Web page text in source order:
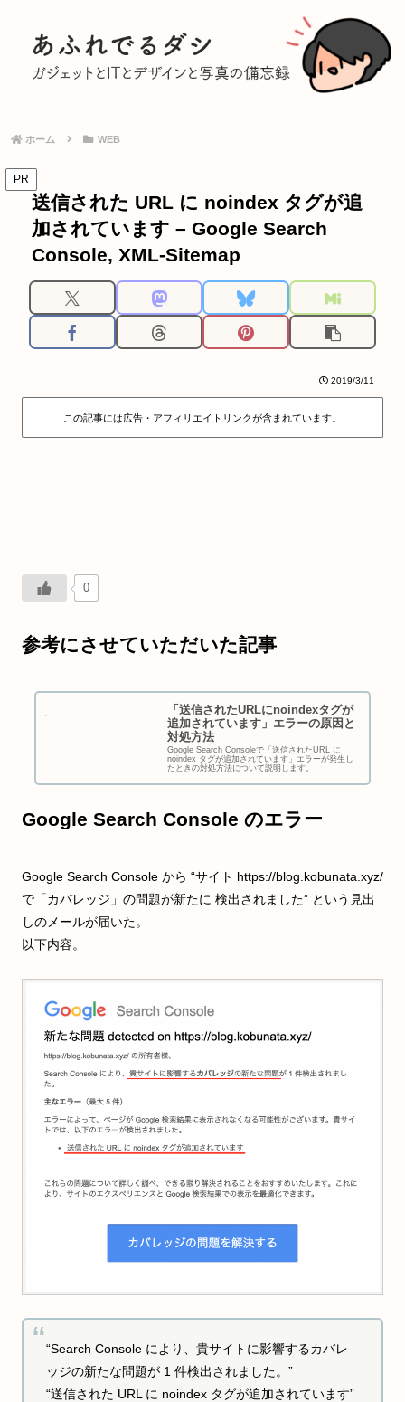
ホーム WEB
PR
送信された URL に noindex タグが追
加されています – Google Search
Console, XML-Sitemap
2019/3/11
この記事には広告・アフィリエイトリンクが含まれています。
0
参考にさせていただいた記事
「送信されたURLにnoindexタグが
追加されています」エラーの原因と
対処方法
Google Search Consoleで「送信されたURL に
noindex タグが追加されています」エラーが発生し
たときの対処方法について説明します。
Google Search Console のエラー
Google Search Console から “サイト https://blog.kobunata.xyz/
で「カバレッジ」の問題が新たに 検出されました” という見出
しのメールが届いた。
以下内容。
“Search Console により、貴サイトに影響するカバレ
ッジの新たな問題が 1 件検出されました。”
“送信された URL に noindex タグが追加されています”